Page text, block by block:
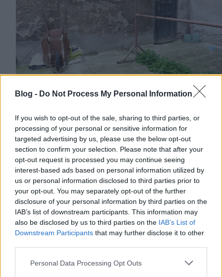
Blog - Do Not Process My Personal Information
If you wish to opt-out of the sale, sharing to third parties, or
processing of your personal or sensitive information for
targeted advertising by us, please use the below opt-out
section to confirm your selection. Please note that after your
opt-out request is processed you may continue seeing
interest-based ads based on personal information utilized by
us or personal information disclosed to third parties prior to
your opt-out. You may separately opt-out of the further
disclosure of your personal information by third parties on the
IAB’s list of downstream participants. This information may
also be disclosed by us to third parties on the IAB’s List of
Downstream Participants that may further disclose it to other
Please note that this website/app uses one or more Google
Personal Data Processing Opt Outs